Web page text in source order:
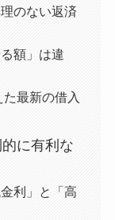
のない返済
額」は違
最新の借入
に有利な
利」と「高